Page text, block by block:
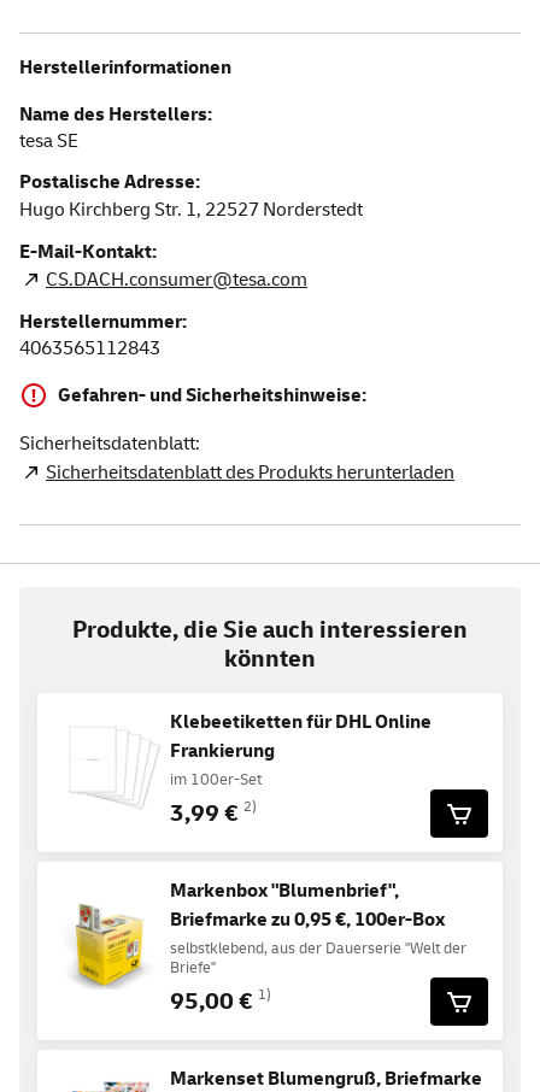
Herstellerinformationen
Name des Herstellers:
tesa SE
Postalische Adresse:
Hugo Kirchberg Str. 1, 22527 Norderstedt
E-Mail-Kontakt:
CS.DACH.consumer@tesa.com
Herstellernummer:
4063565112843
Gefahren- und Sicherheitshinweise:
Sicherheitsdatenblatt:
Sicherheitsdatenblatt des Produkts herunterladen
Produkte, die Sie auch interessieren
könnten
Klebeetiketten für DHL Online
Frankierung
im 100er-Set
3,99 € 2)
Markenbox "Blumenbrief",
Briefmarke zu 0,95 €, 100er-Box
selbstklebend, aus der Dauerserie "Welt der
Briefe"
95,00 € 1)
Markenset Blumengruß, Briefmarke